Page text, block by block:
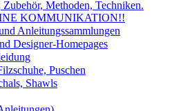
Methoden, Techniken.
KOMMUNIKATION!!
Anleitungssammlungen
Designer-Homepages
Puschen
Shawls